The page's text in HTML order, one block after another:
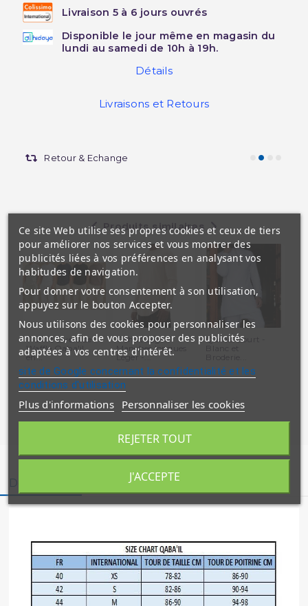
Livraison 5 à 6 jours ouvrés
Disponible le jour même en magasin du
lundi au samedi de 10h à 19h.
Détails
Livraisons et Retours
Retour & Echange
Produits similaires
T-shirt Oversize
Waffle Qaba'il
en...
T-shirt Léger
Manches longues
Léger -...
Qamis Court -
Description Détails du produit
Ce site Web utilise ses propres cookies et ceux de tiers
pour améliorer nos services et vous montrer des
publicités liées à vos préférences en analysant vos
habitudes de navigation.
Pour donner votre consentement à son utilisation,
appuyez sur le bouton Accepter.
Nous utilisons des cookies pour personnaliser les
annonces, afin de vous proposer des publicités
adaptées à vos centres d'intérêt.
site de Google concernant la confidentialité et les
conditions d'utilisation
Plus d'informations Personnaliser les cookies
REJETER TOUT
J'ACCEPTE